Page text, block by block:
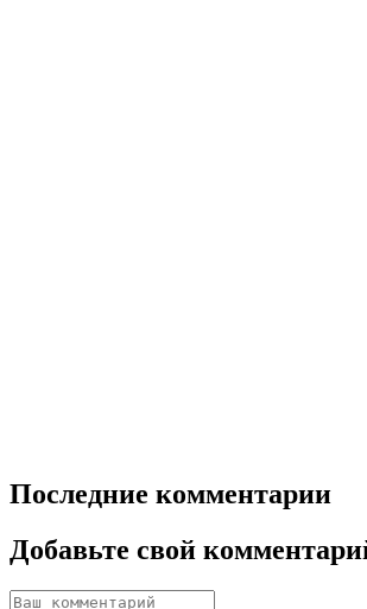
Последние комментарии
Добавьте свой